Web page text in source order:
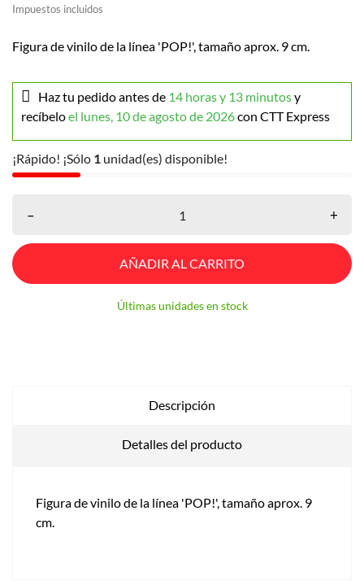
Impuestos incluidos
Figura de vinilo de la línea 'POP!', tamaño aprox. 9 cm.
Haz tu pedido antes de 14 horas y 13 minutosy
recíbeloel lunes, 10 de agosto de 2026con CTT Express
¡Rápido! ¡Sólo 1 unidad(es) disponible!
– +
AÑADIR AL CARRITO
Últimas unidades en stock
Descripción
Detalles del producto
Figura de vinilo de la línea 'POP!', tamaño aprox. 9
cm.